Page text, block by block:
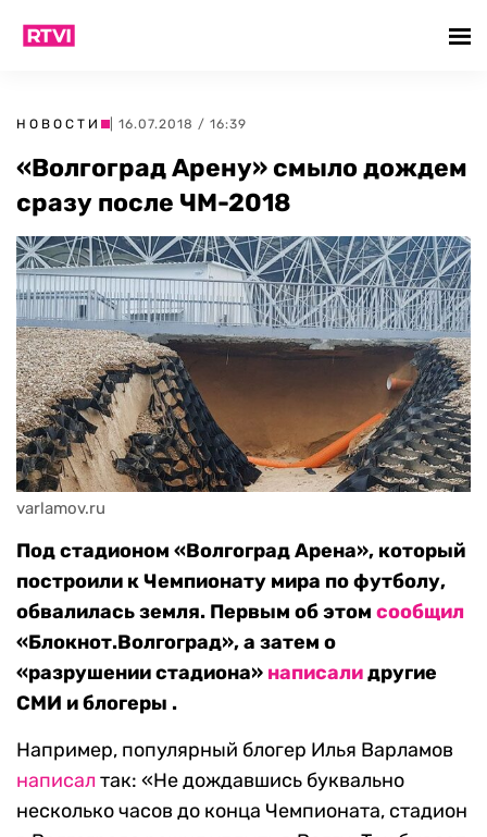
НОВОСТИ | 16.07.2018 / 16:39
«Волгоград Арену» смыло дождем
сразу после ЧМ-2018
varlamov.ru
Под стадионом «Волгоград Арена», который
построили к Чемпионату мира по футболу,
обвалилась земля. Первым об этом сообщил
«Блокнот.Волгоград», а затем о
«разрушении стадиона» написалидругие
СМИ и блогеры .
Например, популярный блогер Илья Варламов
написал так: «Не дождавшись буквально
несколько часов до конца Чемпионата, стадион